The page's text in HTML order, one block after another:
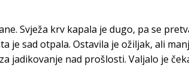
Svježa krv kapala je dugo, pa se
je sad otpala. Ostavila je ožiljak, ali
jadikovanje nad prošlosti. Valjalo je